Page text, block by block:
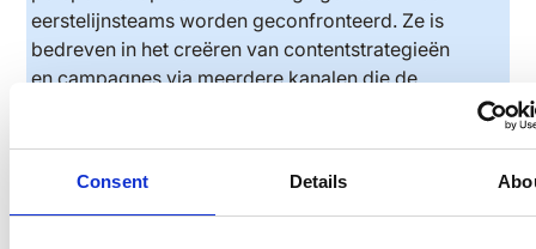
Consent Details
eerstelijnsteams worden geconfronteerd. Ze is
bedreven in het creëren van contentstrategieën
en campagnes via meerdere kanalen die de
eerstelijnsprofessionals.